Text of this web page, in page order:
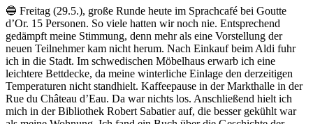
🔵 Freitag (29.5.), große Runde heute im Sprachcafé bei Goutte
d’Or. 15 Personen. So viele hatten wir noch nie. Entsprechend
gedämpft meine Stimmung, denn mehr als eine Vorstellung der
neuen Teilnehmer kam nicht herum. Nach Einkauf beim Aldi fuhr
ich in die Stadt. Im schwedischen Möbelhaus erwarb ich eine
leichtere Bettdecke, da meine winterliche Einlage den derzeitigen
Temperaturen nicht standhielt. Kaffeepause in der Markthalle in der
Rue du Château d’Eau. Da war nichts los. Anschließend hielt ich
mich in der Bibliothek Robert Sabatier auf, die besser gekühlt war